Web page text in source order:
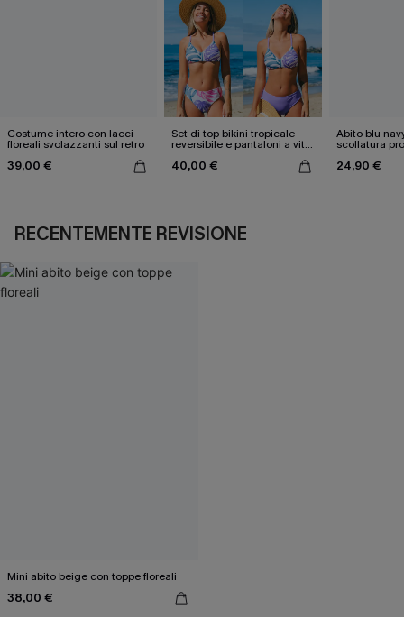
Costume intero con lacci
floreali svolazzanti sul retro
39,00 €
Set di top bikini tropicale
reversibile e pantaloni a vita
40,00 €
Abito blu
scollatura
24,90 €
RECENTEMENTE REVISIONE
Mini abito beige con toppe floreali
38,00 €